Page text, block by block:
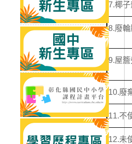
7.椰子
8.廢
9.屋
10.廢
11.不
12.未